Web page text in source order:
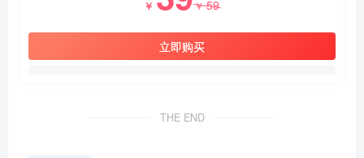
￥ ￥59
立即购买
THE END